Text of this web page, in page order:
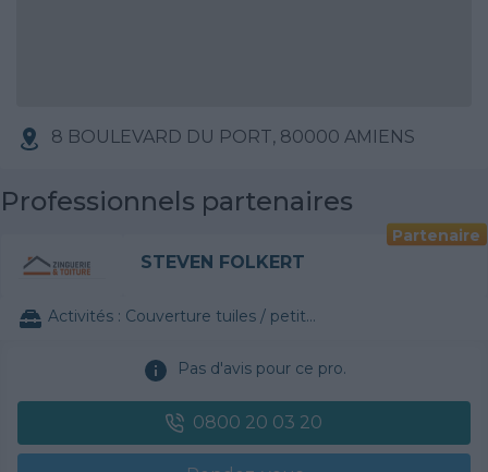
8 BOULEVARD DU PORT, 80000 AMIENS
Professionnels partenaires
Partenaire
STEVEN FOLKERT
Activités : Couverture tuiles / petits éléments
Pas d'avis pour ce pro.
0800 20 03 20